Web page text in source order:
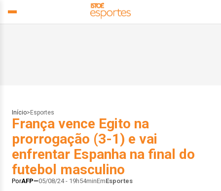
Início> Esportes
França vence Egito na
prorrogação (3-1) e vai
enfrentar Espanha na final do
futebol masculino
PorAFP 05/08/24 - 19h54minEmEsportes